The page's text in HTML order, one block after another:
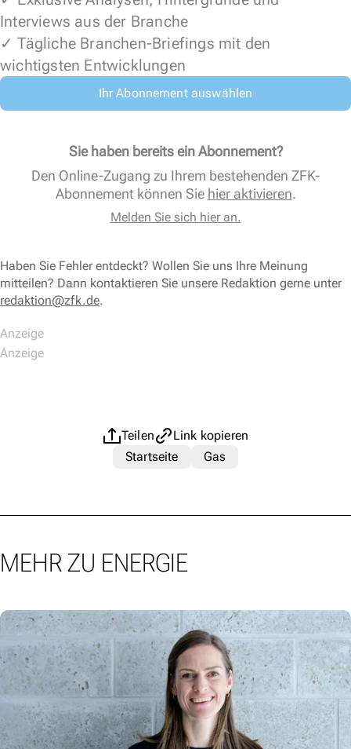
Interviews aus der Branche
✓ Tägliche Branchen-Briefings mit den
wichtigsten Entwicklungen
Ihr Abonnement auswählen
Sie haben bereits ein Abonnement?
Den Online-Zugang zu Ihrem bestehenden ZFK-
Abonnement können Sie hier aktivieren.
Melden Sie sich hier an.
Haben Sie Fehler entdeckt? Wollen Sie uns Ihre Meinung
mitteilen? Dann kontaktieren Sie unsere Redaktion gerne unter
redaktion@zfk.de.
Teilen
Link kopieren
Startseite
Gas
MEHR ZU ENERGIE